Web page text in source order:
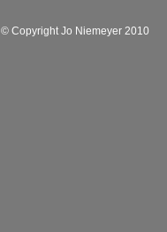
© Copyright Jo Niemeyer 2010